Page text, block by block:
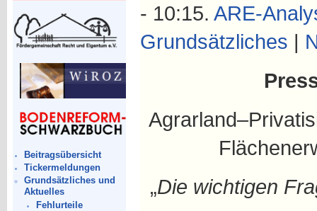
Beitragsübersicht
Tickermeldungen
Grundsätzliches und
Aktuelles
Fehlurteile
- 10:15. ARE-
Grundsätzliches |
„Die wichtigen